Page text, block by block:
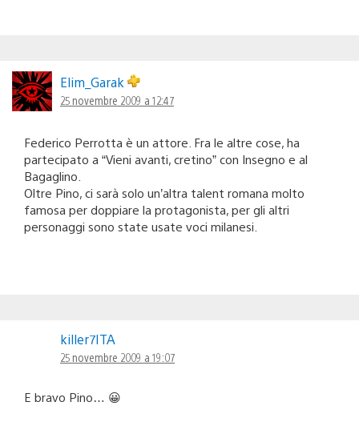
Elim_Garak
25 novembre 2009 a 12:47
Federico Perrotta è un attore. Fra le altre cose, ha
partecipato a “Vieni avanti, cretino” con Insegno e al
Bagaglino.
Oltre Pino, ci sarà solo un’altra talent romana molto
famosa per doppiare la protagonista, per gli altri
personaggi sono state usate voci milanesi.
killer7ITA
25 novembre 2009 a 19:07
E bravo Pino… 😀